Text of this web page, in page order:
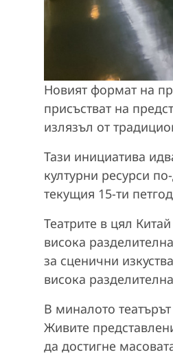
Новият формат на
присъстват на
излязъл от
Тази инициатива
културни ресурси
текущия 15-ти
Театрите в цял
висока
за сценични
висока
В миналото
Живите
да достигне